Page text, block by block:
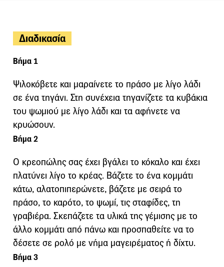
Διαδικασία
Βήμα 1
Ψιλοκόβετε και μαραίνετε το πράσο με λίγο λάδι
σε ένα τηγάνι. Στη συνέχεια τηγανίζετε τα κυβάκια
του ψωμιού με λίγο λάδι και τα αφήνετε να
κρυώσουν.
Βήμα 2
Ο κρεοπώλης σας έχει βγάλει το κόκαλο και έχει
πλατύνει λίγο το κρέας. Βάζετε το ένα κομμάτι
κάτω, αλατοπιπερώνετε, βάζετε με σειρά το
πράσο, το καρότο, το ψωμί, τις σταφίδες, τη
γραβιέρα. Σκεπάζετε τα υλικά της γέμισης με το
άλλο κομμάτι από πάνω και προσπαθείτε να το
δέσετε σε ρολό με νήμα μαγειρέματος ή δίχτυ.
Βήμα 3